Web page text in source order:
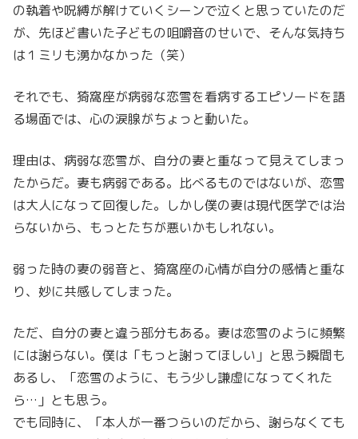
の執着や呪縛が解けていくシーンで泣くと思っていたのだ
が、先ほど書いた子どもの咀嚼音のせいで、そんな気持ち
は１ミリも湧かなかった（笑）
それでも、猗窩座が病弱な恋雪を看病するエピソードを語
る場面では、心の涙腺がちょっと動いた。
理由は、病弱な恋雪が、自分の妻と重なって見えてしまっ
たからだ。妻も病弱である。比べるものではないが、恋雪
は大人になって回復した。しかし僕の妻は現代医学では治
らないから、もっとたちが悪いかもしれない。
弱った時の妻の弱音と、猗窩座の心情が自分の感情と重な
り、妙に共感してしまった。
ただ、自分の妻と違う部分もある。妻は恋雪のように頻繁
には謝らない。僕は「もっと謝ってほしい」と思う瞬間も
あるし、「恋雪のように、もう少し謙虚になってくれた
ら…」とも思う。
でも同時に、「本人が一番つらいのだから、謝らなくても